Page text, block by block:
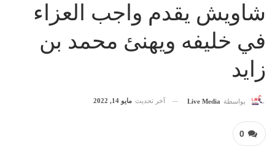
شاويش يقدم واجب العزاء
في خليفه ويهنئ محمد بن
زايد
بواسطة Live Media آخر تحديث مايو 14, 2022
0